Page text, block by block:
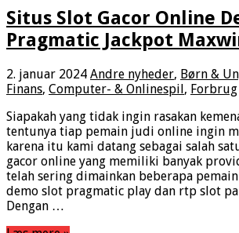
Situs Slot Gacor Online
Pragmatic Jackpot
2. januar 2024 Andre nyheder, Børn &
Finans, Computer- & Onlinespil, Forbrug
Siapakah yang tidak ingin rasakan
tentunya tiap pemain judi online ingin
karena itu kami datang sebagai salah
gacor online yang memiliki banyak
telah sering dimainkan beberapa
demo slot pragmatic play dan rtp slot
Dengan …